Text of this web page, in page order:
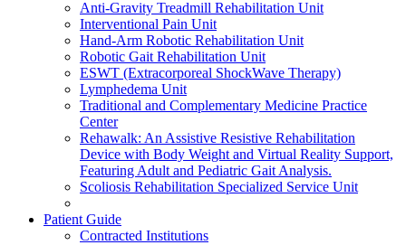
Anti-Gravity Treadmill Rehabilitation Unit
Interventional Pain Unit
Hand-Arm Robotic Rehabilitation Unit
Robotic Gait Rehabilitation Unit
ESWT (Extracorporeal ShockWave Therapy)
Lymphedema Unit
Traditional and Complementary Medicine Practice
Center
Rehawalk: An Assistive Resistive Rehabilitation
Device with Body Weight and Virtual Reality Support,
Featuring Adult and Pediatric Gait Analysis.
Scoliosis Rehabilitation Specialized Service Unit
Patient Guide
Contracted Institutions